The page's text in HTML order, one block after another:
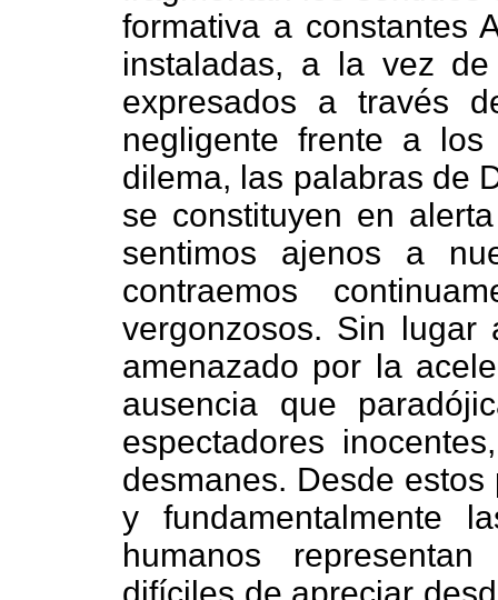
formativa a constantes
instaladas, a la vez de
expresados a través
negligente frente a los
dilema, las palabras de
se constituyen en
sentimos ajenos a
contraemos
vergonzosos. Sin
amenazado por la
ausencia que
espectadores
desmanes. Desde estos
y fundamentalmente
humanos